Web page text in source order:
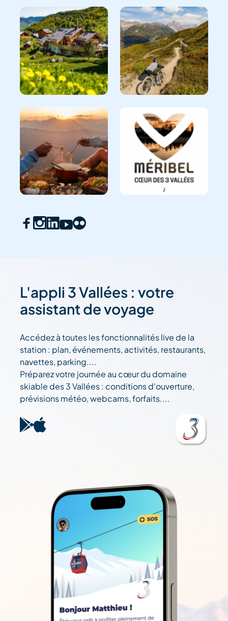
L'appli 3 Vallées : votre
assistant de voyage
Accédez à toutes les fonctionnalités live de la
station : plan, événements, activités, restaurants,
navettes, parking....
Préparez votre journée au cœur du domaine
skiable des 3 Vallées : conditions d'ouverture,
prévisions météo, webcams, forfaits....